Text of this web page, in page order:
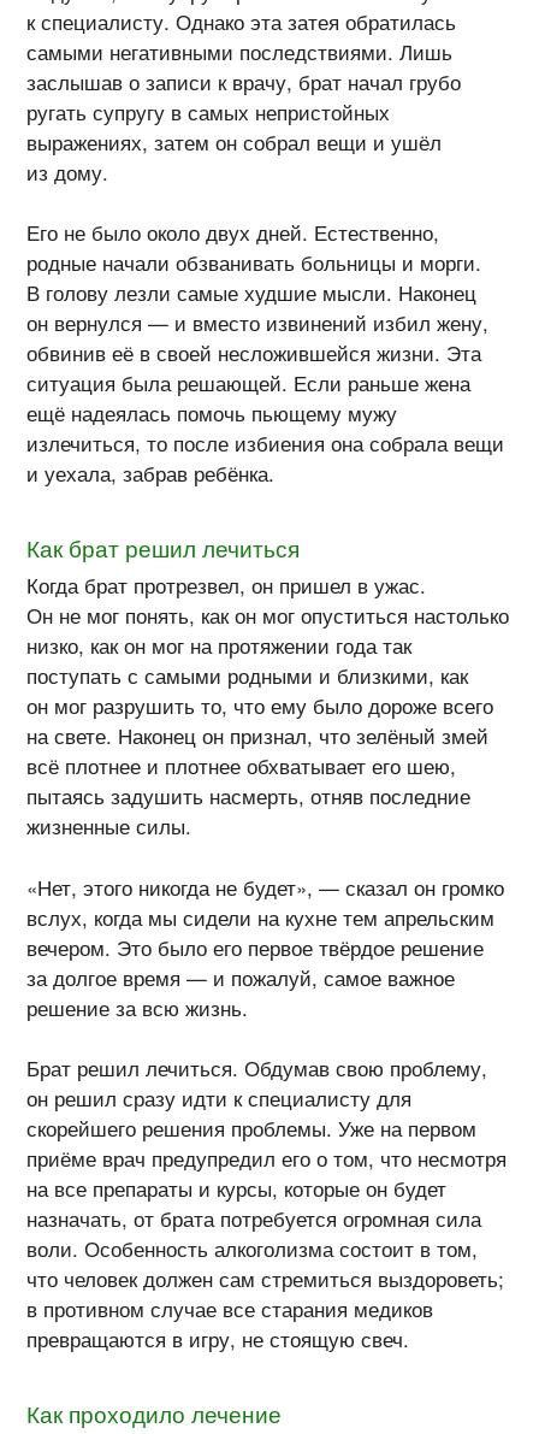
к специалисту. Однако эта затея обратилась
самыми негативными последствиями. Лишь
заслышав о записи к врачу, брат начал грубо
ругать супругу в самых непристойных
выражениях, затем он собрал вещи и ушёл
из дому.
Его не было около двух дней. Естественно,
родные начали обзванивать больницы и морги.
В голову лезли самые худшие мысли. Наконец
он вернулся — и вместо извинений избил жену,
обвинив её в своей несложившейся жизни. Эта
ситуация была решающей. Если раньше жена
ещё надеялась помочь пьющему мужу
излечиться, то после избиения она собрала вещи
и уехала, забрав ребёнка.
Как брат решил лечиться
Когда брат протрезвел, он пришел в ужас.
Он не мог понять, как он мог опуститься настолько
низко, как он мог на протяжении года так
поступать с самыми родными и близкими, как
он мог разрушить то, что ему было дороже всего
на свете. Наконец он признал, что зелёный змей
всё плотнее и плотнее обхватывает его шею,
пытаясь задушить насмерть, отняв последние
жизненные силы.
«Нет, этого никогда не будет», — сказал он громко
вслух, когда мы сидели на кухне тем апрельским
вечером. Это было его первое твёрдое решение
за долгое время — и пожалуй, самое важное
решение за всю жизнь.
Брат решил лечиться. Обдумав свою проблему,
он решил сразу идти к специалисту для
скорейшего решения проблемы. Уже на первом
приёме врач предупредил его о том, что несмотря
на все препараты и курсы, которые он будет
назначать, от брата потребуется огромная сила
воли. Особенность алкоголизма состоит в том,
что человек должен сам стремиться выздороветь;
в противном случае все старания медиков
превращаются в игру, не стоящую свеч.
Как проходило лечение